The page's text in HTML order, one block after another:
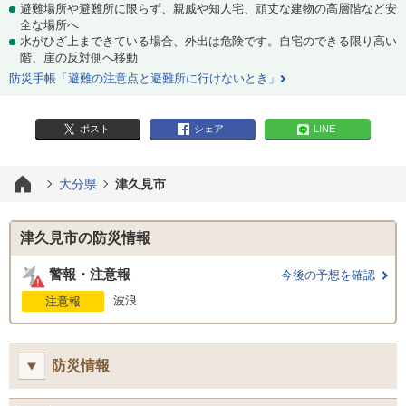
避難場所や避難所に限らず、親戚や知人宅、頑丈な建物の高層階など安
全な場所へ
水がひざ上まできている場合、外出は危険です。自宅のできる限り高い
階、崖の反対側へ移動
防災手帳「避難の注意点と避難所に行けないとき」
ポスト シェア LINE
大分県 津久見市
津久見市の防災情報
警報・注意報
今後の予想を確認
注意報
波浪
防災情報